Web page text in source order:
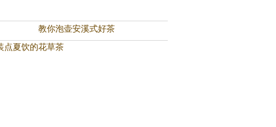
教你泡壶安溪式好茶